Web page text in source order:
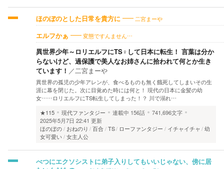
ほのぼのとした日常を貴方に 二宮まーや
エルフかぁ 変態ですんません…
異世界少年～ロリエルフにTS♀して日本に転生！ 言葉は分か
らないけど、過保護で美人なお姉さんに拾われて何とか生き
ています！ ／ 二宮まーや
異世界の孤児の少年アレンが、食べるものも無く餓死してしまいその生
涯に幕を閉じた。次に目覚めた時には何と！ 現代の日本に金髪の幼
女……ロリエルフにTS転生してしまった！？ 川で溺れ…
★115
現代ファンタジー 連載中 156話
741,696文字
2025年5月7日 22:41 更新
ほのぼの
おねのり 百合 TS ローファンタジー イチャイチャ
幼
女可愛い 女主人公
べつにエクソシストに弟子入りしてもいいじゃない、傍に居